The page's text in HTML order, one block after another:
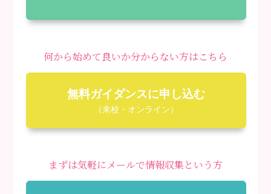
何から始めて良いか分からない方はこちら
無料ガイダンスに申し込む
（来校・オンライン）
まずは気軽にメールで情報収集という方